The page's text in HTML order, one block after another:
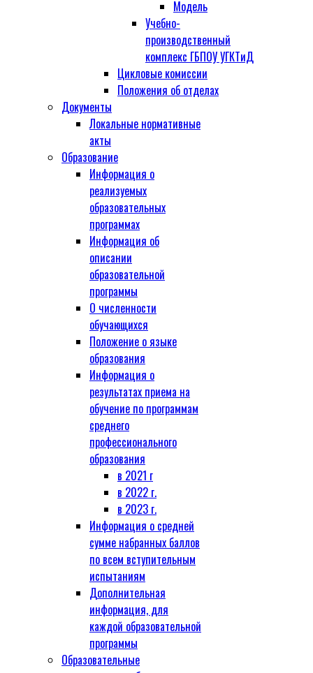
Модель
Учебно-
производственный
комплекс ГБПОУ УГКТиД
Цикловые комиссии
Положения об отделах
Документы
Локальные нормативные
акты
Образование
Информация о
реализуемых
образовательных
программах
Информация об
описании
образовательной
программы
О численности
обучающихся
Положение о языке
образования
Информация о
результатах приема на
обучение по программам
среднего
профессионального
образования
в 2021 г
в 2022 г.
в 2023 г.
Информация о средней
сумме набранных баллов
по всем вступительным
испытаниям
Дополнительная
информация, для
каждой образовательной
программы
Образовательные